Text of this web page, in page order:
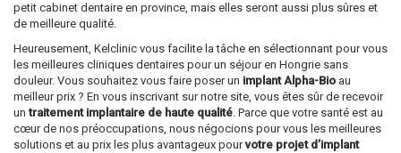
petit cabinet dentaire en province, mais elles seront aussi plus sûres et
de meilleure qualité.
Heureusement, Kelclinic vous facilite la tâche en sélectionnant pour vous
les meilleures cliniques dentaires pour un séjour en Hongrie sans
douleur. Vous souhaitez vous faire poser un implant Alpha-Bio au
meilleur prix ? En vous inscrivant sur notre site, vous êtes sûr de recevoir
untraitement implantaire de haute qualité. Parce que votre santé est au
cœur de nos préoccupations, nous négocions pour vous les meilleures
solutions et au prix les plus avantageux pourvotre projet d’implant